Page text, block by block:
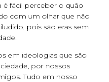
é fácil perceber o quão
com um olhar que não
pois são eras sem
em ideologias que são
por nossos
Tudo em nosso